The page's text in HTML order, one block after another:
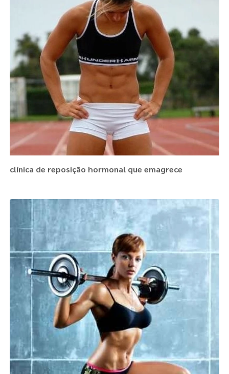
clínica de reposição hormonal que emagrece